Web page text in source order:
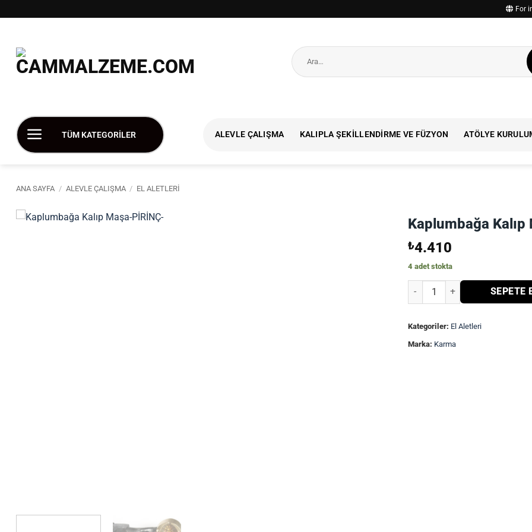
atla
For
Ara:
TÜM KATEGORİLER ALEVLE ÇALIŞMA KALIPLA ŞEKILLENDIRME VE FÜZYON ATÖLYE
ANA SAYFA / ALEVLE ÇALIŞMA / EL ALETLERI
Kaplumbağa
₺4.410
4 adet stokta
Kaplumbağa Kalıp Maşa-
SEPETE
Kategoriler: El Aletleri
Marka: Karma